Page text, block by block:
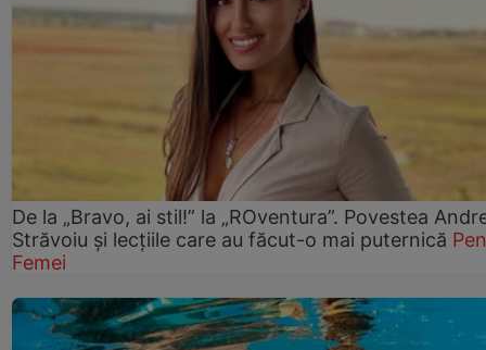
De la „Bravo, ai stil!” la „ROventura”. Povestea
Străvoiu și lecțiile care au făcut-o mai puternică
Femei